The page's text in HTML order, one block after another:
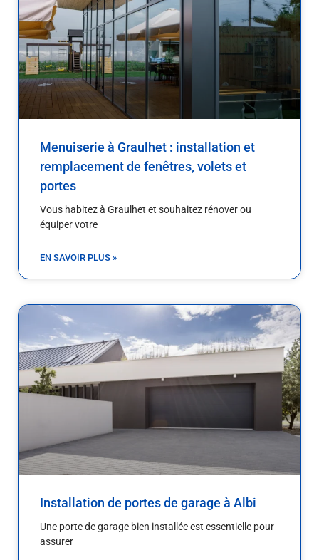
Menuiserie à Graulhet : installation et
remplacement de fenêtres, volets et
portes
Vous habitez à Graulhet et souhaitez rénover ou
équiper votre
EN SAVOIR PLUS »
Installation de portes de garage à Albi
Une porte de garage bien installée est essentielle pour
assurer